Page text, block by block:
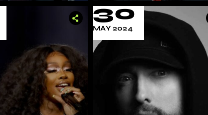
30
MAY 2024